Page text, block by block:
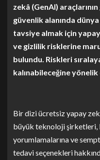
zekâ (GenAI)
güvenlik alanında
tavsiye almak için
ve gizlilik risklerine
bulundu. Riskleri
kalınabileceğine
Bir dizi ücretsiz yapay
büyük teknoloji şirketleri,
yorumlamalarına ve
tedavi seçenekleri